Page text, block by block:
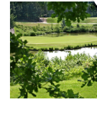
Übersetzungsdienstes